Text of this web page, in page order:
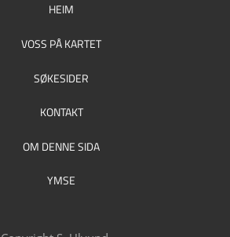
HEIM
VOSS PÅ KARTET
SØKESIDER
KONTAKT
OM DENNE SIDA
YMSE